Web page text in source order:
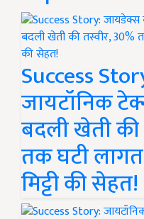
Success
जायटॉनिक
बदली खेती की
तक घटी
मिट्टी की सेहत!